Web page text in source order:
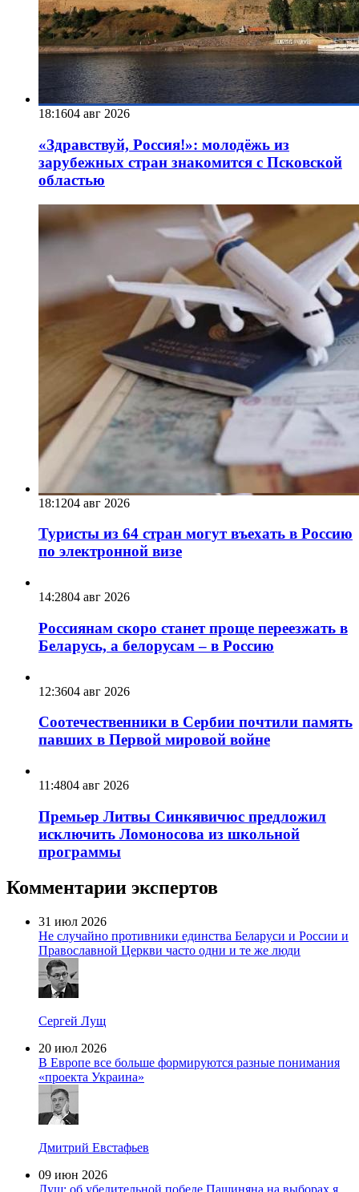
18:1604 авг 2026
«Здравствуй, Россия!»: молодёжь из
зарубежных стран знакомится с Псковской
областью
18:1204 авг 2026
Туристы из 64 стран могут въехать в Россию
по электронной визе
14:2804 авг 2026
Россиянам скоро станет проще переезжать в
Беларусь, а белорусам – в Россию
12:3604 авг 2026
Соотечественники в Сербии почтили память
павших в Первой мировой войне
11:4804 авг 2026
Премьер Литвы Синкявичюс предложил
исключить Ломоносова из школьной
программы
Комментарии экспертов
31 июл 2026
Не случайно противники единства Беларуси и России и
Православной Церкви часто одни и те же люди
Сергей Лущ
20 июл 2026
В Европе все больше формируются разные понимания
«проекта Украина»
Дмитрий Евстафьев
09 июн 2026
Лущ: об убедительной победе Пашиняна на выборах я